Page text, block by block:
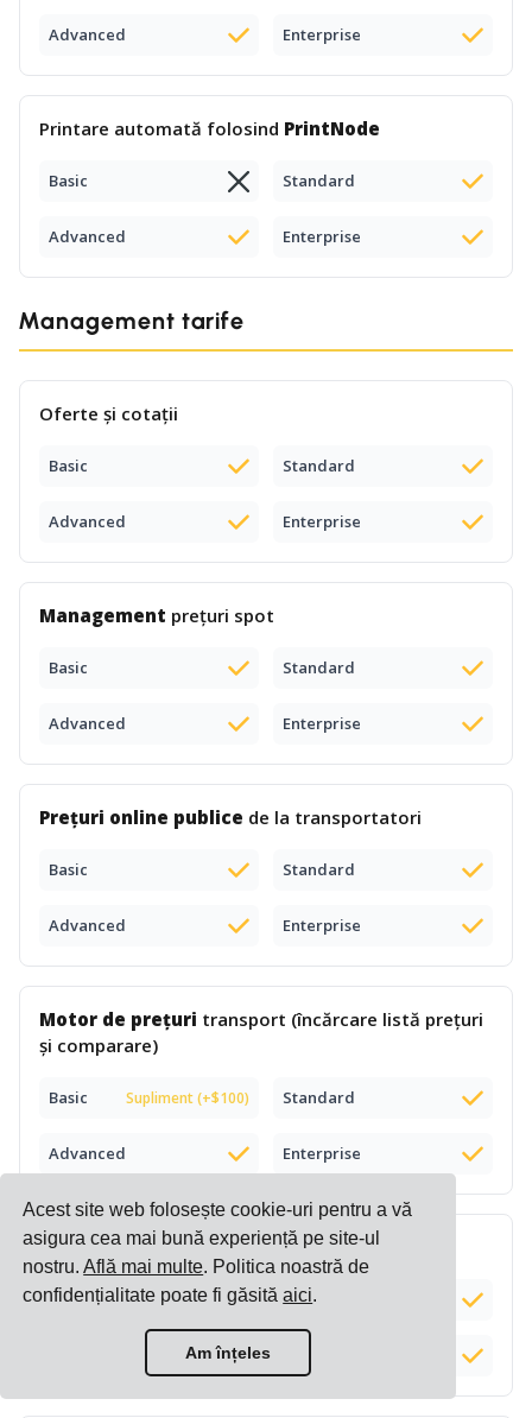
Acest site web folosește cookie-uri pentru a vă
asigura cea mai bună experiență pe site-ul
nostru.Află mai multe. Politica noastră de
confidențialitate poate fi găsităaici.
Am înțeles
Advanced Enterprise
Printare automată folosind PrintNode
Basic Standard
Advanced Enterprise
Management tarife
Oferte și cotații
Basic Standard
Advanced Enterprise
Management prețuri spot
Basic Standard
Advanced Enterprise
Prețuri online publice de la transportatori
Basic Standard
Advanced Enterprise
Motor de prețuri transport (încărcare listă prețuri
și comparare)
Basic Supliment (+$100) Standard
Advanced Enterprise
Listă prețuri e-commerceinteligentă
Basic Standard